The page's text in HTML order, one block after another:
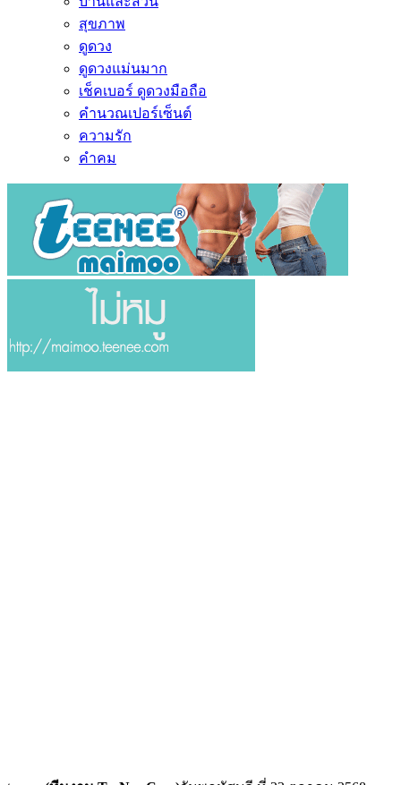
สุขภาพ
ดูดวง
ดูดวงแม่นมาก
เช็คเบอร์ ดูดวงมือถือ
คำนวณเปอร์เซ็นต์
ความรัก
คำคม